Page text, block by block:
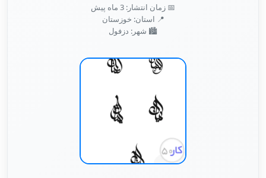
📅 زمان انتشار: 3 ماه پیش
📍 استان: خوزستان
🏙️ شهر: دزفول